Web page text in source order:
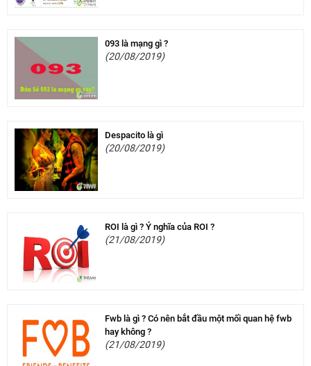
093 là mạng gì ?
(20/08/2019)
Despacito là gì
(20/08/2019)
ROI là gì ? Ý nghĩa của ROI ?
(21/08/2019)
Fwb là gì ? Có nên bắt đầu một mối quan hệ fwb
hay không ?
(21/08/2019)